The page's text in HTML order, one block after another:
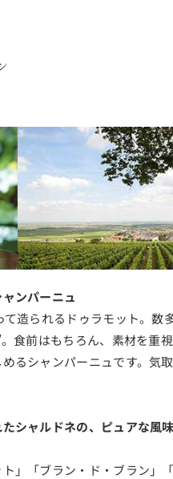
ンパーニュ
造られるドゥラモット。数
食前はもちろん、素材を重
るシャンパーニュです。気
シャルドネの、ピュアな風
」「ブラン・ド・ブラン」